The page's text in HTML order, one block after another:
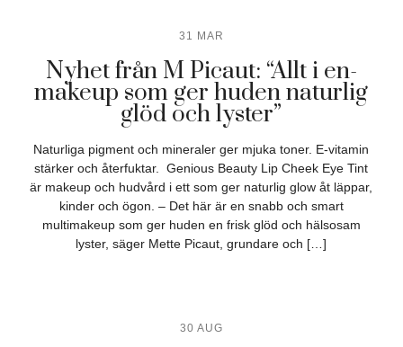
31 MAR
Nyhet från M Picaut: “Allt i en-
makeup som ger huden naturlig
glöd och lyster”
Naturliga pigment och mineraler ger mjuka toner. E-vitamin
stärker och återfuktar. Genious Beauty Lip Cheek Eye Tint
är makeup och hudvård i ett som ger naturlig glow åt läppar,
kinder och ögon. – Det här är en snabb och smart
multimakeup som ger huden en frisk glöd och hälsosam
lyster, säger Mette Picaut, grundare och […]
30 AUG